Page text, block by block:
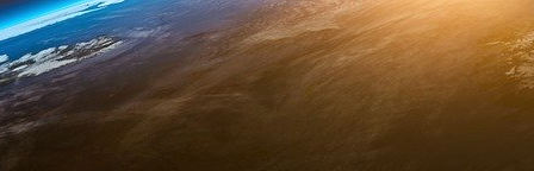
En tout état de cause, l’extension des
sécurité collective du Vieux Continent
complexité.
La position française : de la protection